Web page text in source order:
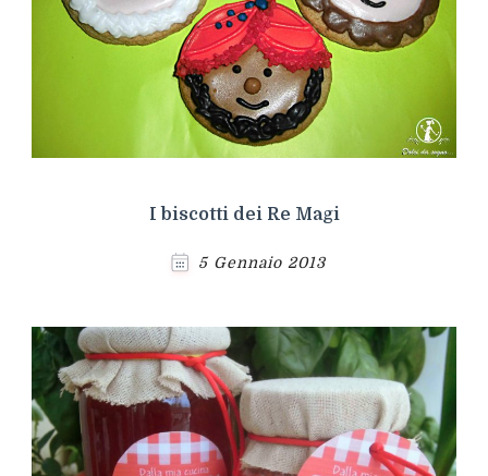
I biscotti dei Re Magi
5 Gennaio 2013